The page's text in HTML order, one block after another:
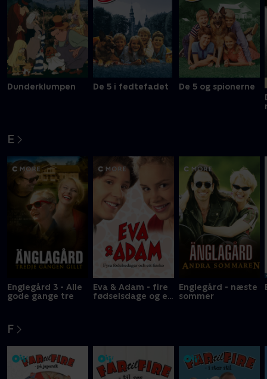
Dunderklumpen De 5 i fedtefadet
De 5 og spionerne
E
Englegård 3 - Alle
gode gange tre
Eva & Adam - fire
fødselsdage og en
Englegård - næste
sommer
F